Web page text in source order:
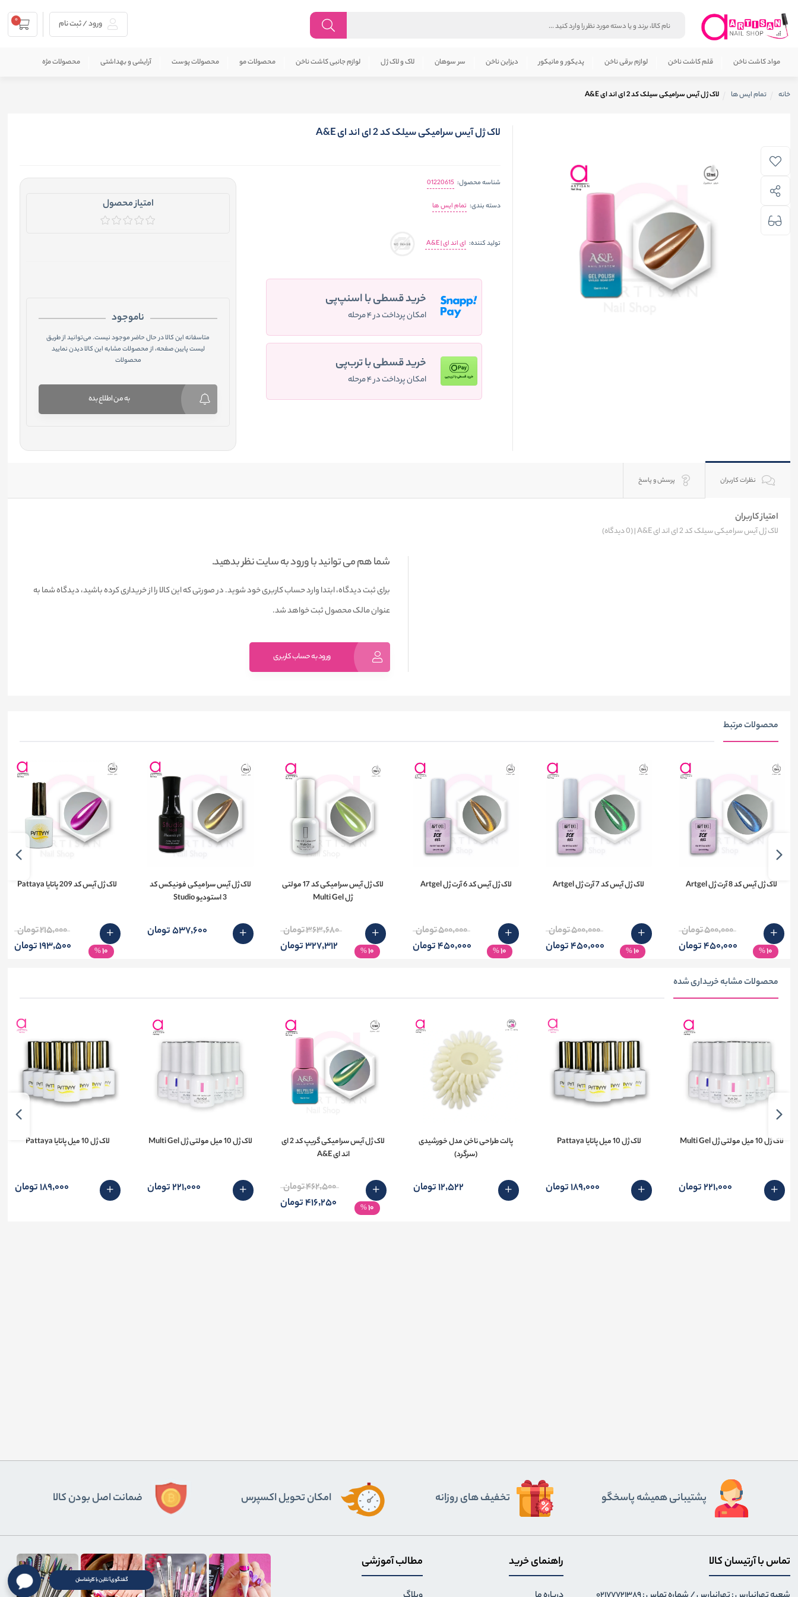
گفتگوی آنلاین با کارشناسان
ورود / ثبت نام 0
مواد کاشت ناخن قلم کاشت ناخن لوازم برقی ناخن پدیکور و مانیکور دیزاین ناخن سر سوهان لاک و لاک ژل لوازم جانبی کاشت ناخن محصولات مو محصولات پوست آرایشی و بهداشتی محصولات مژه
خانه تمام ایس ها لاک ژل آیس سرامیکی سیلک کد 2 ای اند ای A&E
لاک ژل آیس سرامیکی سیلک کد 2 ای اند ای A&E
شناسه محصول: 01220615
دسته بندی: تمام ایس ها
تولید کننده: ای اند ای | A&E
خرید قسطی با اسنپ‌پی
امکان پرداخت در ۴ مرحله
خرید قسطی با ترب‌پی
امکان پرداخت در ۴ مرحله
امتیاز محصول
ناموجود
متاسفانه این کالا در حال حاضر موجود نیست. می‌توانید از طریق
لیست پایین صفحه، از محصولات مشابه این کالا دیدن نمایید
محصولات
به من اطلاع بده
نظرات کاربران پرسش و پاسخ
امتیاز کاربران
لاک ژل آیس سرامیکی سیلک کد 2 ای اند ای A&E | (0 دیدگاه)
شما هم می توانید با ورود به سایت نظر بدهید.
برای ثبت دیدگاه، ابتدا وارد حساب کاربری خود شوید. در صورتی که این کالا را از خریداری کرده باشید، دیدگاه شما به
عنوان مالک محصول ثبت خواهد شد.
ورود به حساب کاربری
محصولات مرتبط
لاک ژل آیس کد 8 آرت ژل Artgel
10
%
500٬000 تومان
450٬000 تومان
لاک ژل آیس کد 7 آرت ژل Artgel
10
%
500٬000 تومان
450٬000 تومان
لاک ژل آیس کد 6 آرت ژل Artgel
10
%
500٬000 تومان
450٬000 تومان
لاک ژل آیس سرامیکی کد 17 مولتی
ژل Multi Gel
10
%
363٬680 تومان
327٬312 تومان
لاک ژل آیس سرامیکی فونیکس کد
3 استودیو Studio
537٬600 تومان
لاک ژل آیس کد 209 پاتایا Pattaya
10
%
215٬000 تومان
193٬500 تومان
محصولات مشابه خریداری شده
لاک ژل 10 میل مولتی ژل Multi Gel
221٬000 تومان
لاک ژل 10 میل پاتایا Pattaya
189٬000 تومان
پالت طراحی ناخن مدل خورشیدی
(سرگرد)
12٬522 تومان
لاک ژل آیس سرامیکی گریپ کد 2 ای
اند ای A&E
10
%
462٬500 تومان
416٬250 تومان
لاک ژل 10 میل مولتی ژل Multi Gel
221٬000 تومان
لاک ژل 10 میل پاتایا Pattaya
189٬000 تومان
پشتیبانی همیشه پاسخگو تخفیف های روزانه اﻣﮑﺎن ﺗﺤﻮﯾﻞ اﮐﺴﭙﺮس ضمانت اصل بودن کالا
تماس با آرتیسان کالا راهنمای خرید مطالب آموزشی